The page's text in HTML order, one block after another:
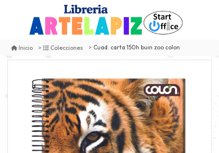
Inicio Colecciones Cuad. carta 150h buin zoo colon